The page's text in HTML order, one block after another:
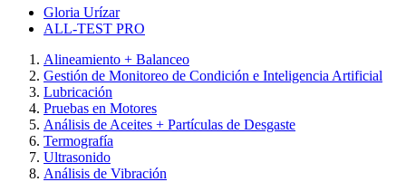
Gloria Urízar
ALL-TEST PRO
Alineamiento + Balanceo
Gestión de Monitoreo de Condición e Inteligencia Artificial
Lubricación
Pruebas en Motores
Análisis de Aceites + Partículas de Desgaste
Termografía
Ultrasonido
Análisis de Vibración